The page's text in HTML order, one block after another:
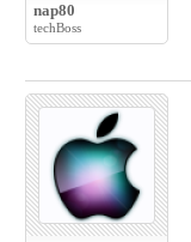
nap80
techBoss